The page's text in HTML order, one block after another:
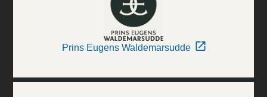
Prins Eugens Waldemarsudde